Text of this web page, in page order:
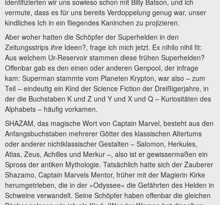
vermute, dass es für uns bereits Verdoppelung genug war, unser
kindliches Ich in ein fliegendes Kaninchen zu projizieren.
Aber woher hatten die Schöpfer der Superhelden in den
Zeitungsstrips ihre Ideen?, frage ich mich jetzt. Ex nihilo nihil fit:
Aus welchem Ur-Reservoir stammen diese frühen Superhelden?
Offenbar gab es den einen oder anderen Genpool, der infrage
kam: Superman stammte vom Planeten Krypton, war also – zum
Teil – eindeutig ein Kind der Science Fiction der Dreißigerjahre, in
der die Buchstaben K und Z und Y und X und Q – Kuriositäten des
Alphabets – häufig vorkamen.
SHAZAM, das magische Wort von Captain Marvel, besteht aus den
Anfangsbuchstaben mehrerer Götter des klassischen Altertums
oder anderer nichtklassischer Gestalten – Salomon, Herkules,
Atlas, Zeus, Achilles und Merkur –, also ist er gewissermaßen ein
Spross der antiken Mythologie. Tatsächlich hatte sich der Zauberer
Shazamo, Captain Marvels Mentor, früher mit der Magierin Kirke
herumgetrieben, die in der »Odyssee« die Gefährten des Helden in
Schweine verwandelt. Seine Schöpfer haben offenbar die gleichen